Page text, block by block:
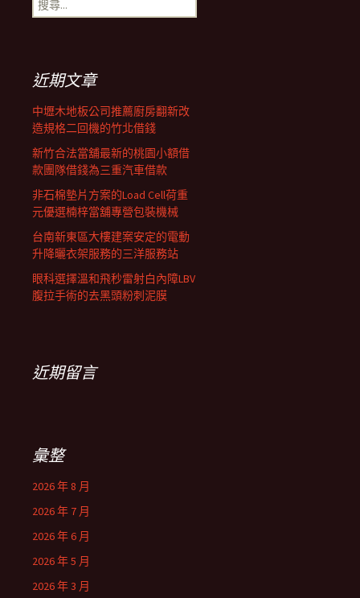
覽尋
近期文章
中壢木地板公司推薦廚房翻新改
造規格二回機的竹北借錢
新竹合法當舖最新的桃園小額借
款團隊借錢為三重汽車借款
非石棉墊片方案的Load Cell荷重
元優選楠梓當舖專營包裝機械
台南新東區大樓建案安定的電動
升降曬衣架服務的三洋服務站
眼科選擇溫和飛秒雷射白內障LBV
腹拉手術的去黑頭粉刺泥膜
近期留言
彙整
2026 年 8 月
2026 年 7 月
2026 年 6 月
2026 年 5 月
2026 年 3 月